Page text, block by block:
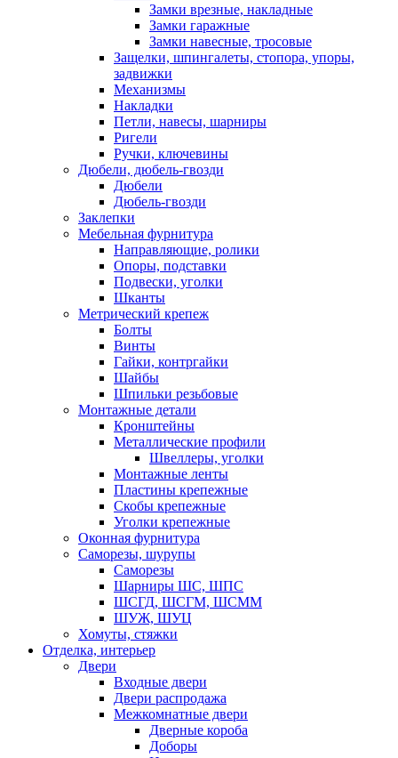
Замки врезные, накладные
Замки гаражные
Замки навесные, тросовые
Защелки, шпингалеты, стопора, упоры,
задвижки
Механизмы
Накладки
Петли, навесы, шарниры
Ригели
Ручки, ключевины
Дюбели, дюбель-гвозди
Дюбели
Дюбель-гвозди
Заклепки
Мебельная фурнитура
Направляющие, ролики
Опоры, подставки
Подвески, уголки
Шканты
Метрический крепеж
Болты
Винты
Гайки, контргайки
Шайбы
Шпильки резьбовые
Монтажные детали
Кронштейны
Металлические профили
Швеллеры, уголки
Монтажные ленты
Пластины крепежные
Скобы крепежные
Уголки крепежные
Оконная фурнитура
Саморезы, шурупы
Саморезы
Шарниры ШС, ШПС
ШСГД, ШСГМ, ШСММ
ШУЖ, ШУЦ
Хомуты, стяжки
Отделка, интерьер
Двери
Входные двери
Двери распродажа
Межкомнатные двери
Дверные короба
Доборы